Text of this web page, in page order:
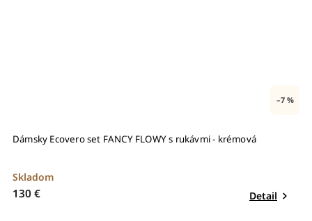
–7 %
Dámsky Ecovero set FANCY FLOWY s rukávmi - krémová
Skladom
130 € Detail